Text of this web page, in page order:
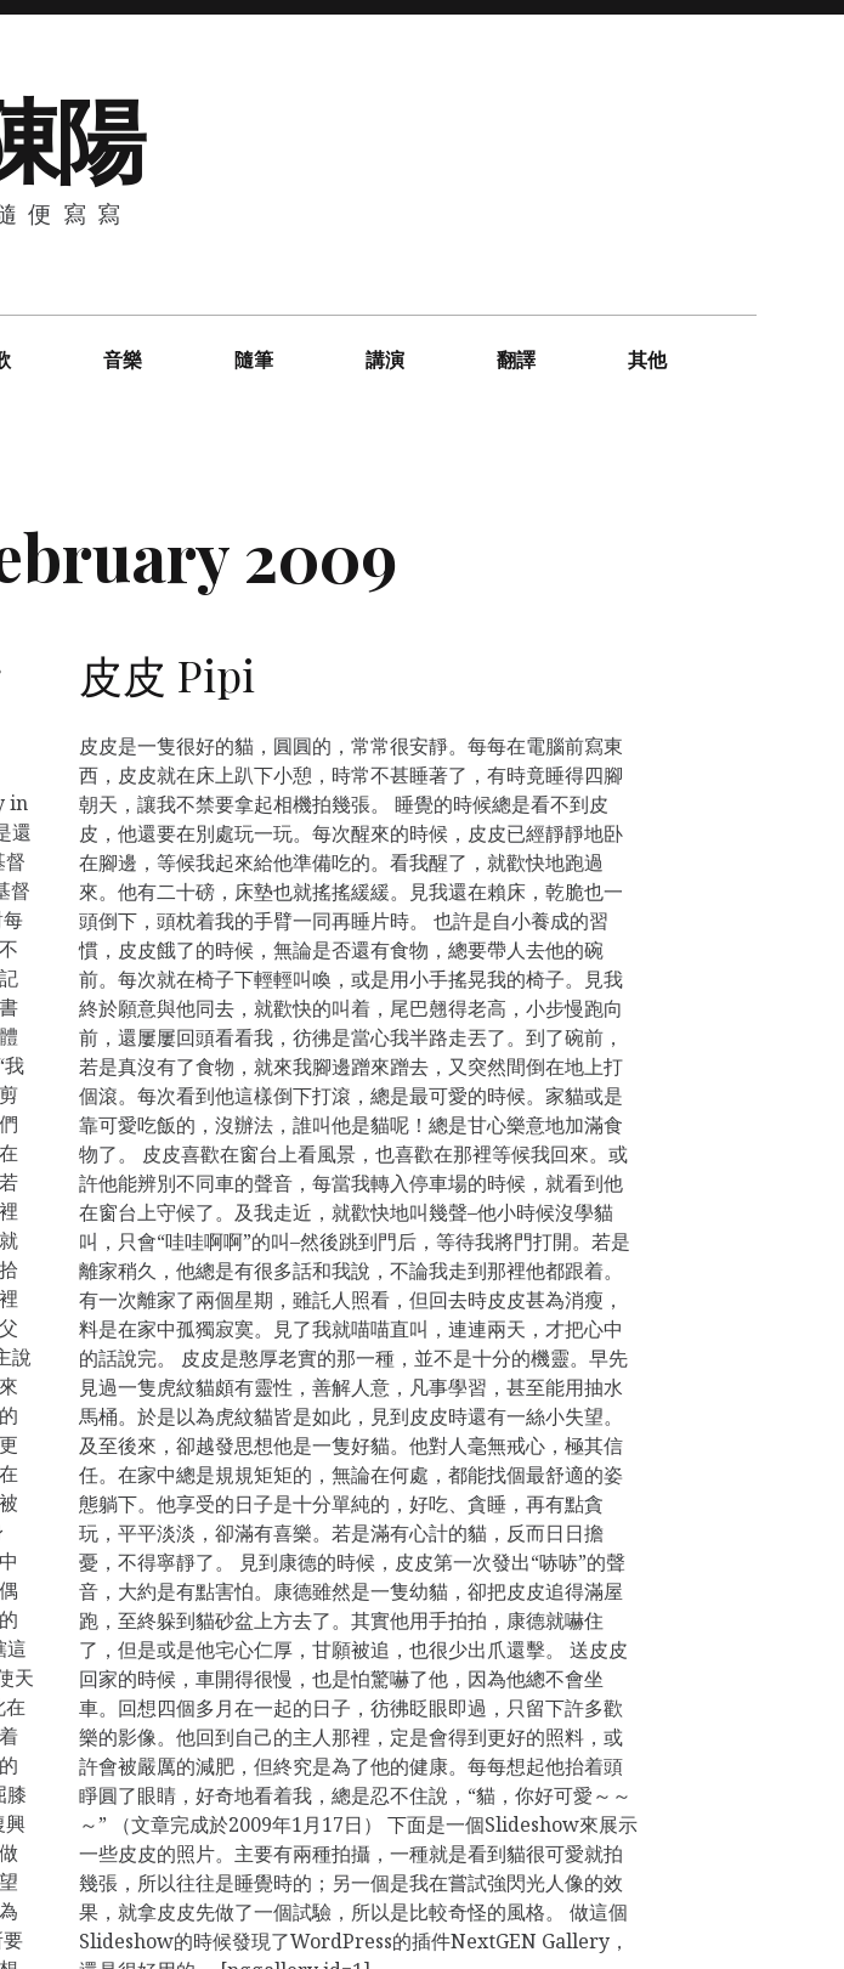
陽
便寫寫
音樂 隨筆 講演 翻譯 其他
2009
in
還
督
督
我
說
這
天
在
膝
興
皮皮 Pipi
皮皮是一隻很好的貓，圓圓的，常常很安靜。每每在電腦前寫東
西，皮皮就在床上趴下小憩，時常不甚睡著了，有時竟睡得四腳
朝天，讓我不禁要拿起相機拍幾張。 睡覺的時候總是看不到皮
皮，他還要在別處玩一玩。每次醒來的時候，皮皮已經靜靜地卧
在腳邊，等候我起來給他準備吃的。看我醒了，就歡快地跑過
來。他有二十磅，床墊也就搖搖緩緩。見我還在賴床，乾脆也一
頭倒下，頭枕着我的手臂一同再睡片時。 也許是自小養成的習
慣，皮皮餓了的時候，無論是否還有食物，總要帶人去他的碗
前。每次就在椅子下輕輕叫喚，或是用小手搖晃我的椅子。見我
終於願意與他同去，就歡快的叫着，尾巴翹得老高，小步慢跑向
前，還屢屢回頭看看我，彷彿是當心我半路走丟了。到了碗前，
若是真沒有了食物，就來我腳邊蹭來蹭去，又突然間倒在地上打
個滾。每次看到他這樣倒下打滾，總是最可愛的時候。家貓或是
靠可愛吃飯的，沒辦法，誰叫他是貓呢！總是甘心樂意地加滿食
物了。 皮皮喜歡在窗台上看風景，也喜歡在那裡等候我回來。或
許他能辨別不同車的聲音，每當我轉入停車場的時候，就看到他
在窗台上守候了。及我走近，就歡快地叫幾聲–他小時候沒學貓
叫，只會“哇哇啊啊”的叫–然後跳到門后，等待我將門打開。若是
離家稍久，他總是有很多話和我說，不論我走到那裡他都跟着。
有一次離家了兩個星期，雖託人照看，但回去時皮皮甚為消瘦，
料是在家中孤獨寂寞。見了我就喵喵直叫，連連兩天，才把心中
的話說完。 皮皮是憨厚老實的那一種，並不是十分的機靈。早先
見過一隻虎紋貓頗有靈性，善解人意，凡事學習，甚至能用抽水
馬桶。於是以為虎紋貓皆是如此，見到皮皮時還有一絲小失望。
及至後來，卻越發思想他是一隻好貓。他對人毫無戒心，極其信
任。在家中總是規規矩矩的，無論在何處，都能找個最舒適的姿
態躺下。他享受的日子是十分單純的，好吃、貪睡，再有點貪
玩，平平淡淡，卻滿有喜樂。若是滿有心計的貓，反而日日擔
憂，不得寧靜了。 見到康德的時候，皮皮第一次發出“哧哧”的聲
音，大約是有點害怕。康德雖然是一隻幼貓，卻把皮皮追得滿屋
跑，至終躲到貓砂盆上方去了。其實他用手拍拍，康德就嚇住
了，但是或是他宅心仁厚，甘願被追，也很少出爪還擊。 送皮皮
回家的時候，車開得很慢，也是怕驚嚇了他，因為他總不會坐
車。回想四個多月在一起的日子，彷彿眨眼即過，只留下許多歡
樂的影像。他回到自己的主人那裡，定是會得到更好的照料，或
許會被嚴厲的減肥，但終究是為了他的健康。每每想起他抬着頭
睜圓了眼睛，好奇地看着我，總是忍不住說，“貓，你好可愛～～
～” （文章完成於2009年1月17日） 下面是一個Slideshow來展示
一些皮皮的照片。主要有兩種拍攝，一種就是看到貓很可愛就拍
幾張，所以往往是睡覺時的；另一個是我在嘗試強閃光人像的效
果，就拿皮皮先做了一個試驗，所以是比較奇怪的風格。 做這個
Slideshow的時候發現了WordPress的插件NextGEN Gallery，